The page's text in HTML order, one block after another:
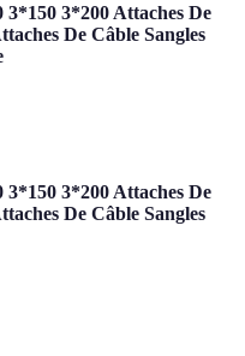
3*200 Attaches De
De Câble Sangles
3*200 Attaches De
De Câble Sangles